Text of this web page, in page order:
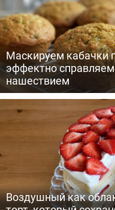
Маскируем кабачки
эффектно
нашествием
Воздушный как